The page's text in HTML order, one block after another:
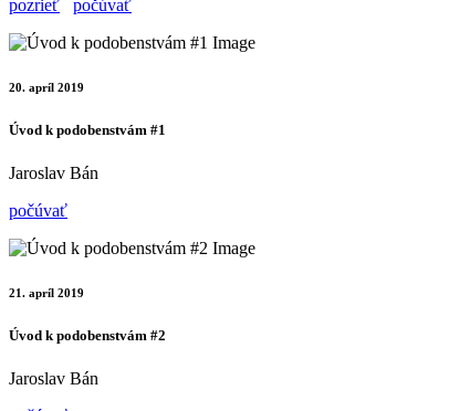
pozrieť
počúvať
20. apríl 2019
Úvod k podobenstvám #1
Jaroslav Bán
počúvať
21. apríl 2019
Úvod k podobenstvám #2
Jaroslav Bán